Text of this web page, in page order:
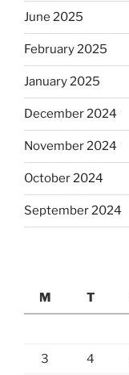
June 2025
February 2025
January 2025
December 2024
November 2024
October 2024
September 2024
M
T
3 4